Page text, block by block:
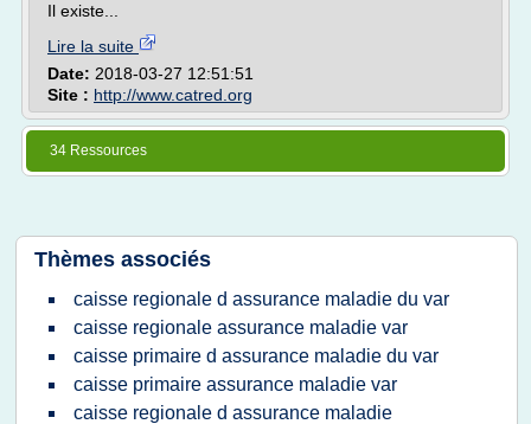
Il existe...
Lire la suite
Date: 2018-03-27 12:51:51
Site : http://www.catred.org
34 Ressources
Thèmes associés
caisse regionale d assurance maladie du var
caisse regionale assurance maladie var
caisse primaire d assurance maladie du var
caisse primaire assurance maladie var
caisse regionale d assurance maladie